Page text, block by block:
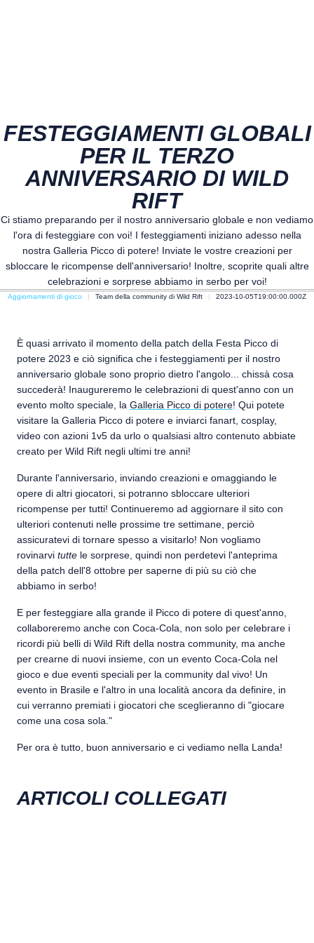
FESTEGGIAMENTI GLOBALI
PER IL TERZO
ANNIVERSARIO DI WILD
RIFT
Ci stiamo preparando per il nostro anniversario globale e non vediamo
l'ora di festeggiare con voi! I festeggiamenti iniziano adesso nella
nostra Galleria Picco di potere! Inviate le vostre creazioni per
sbloccare le ricompense dell'anniversario! Inoltre, scoprite quali altre
celebrazioni e sorprese abbiamo in serbo per voi!
Aggiornamenti di gioco Team della community di Wild Rift 2023-10-05T19:00:00.000Z
È quasi arrivato il momento della patch della Festa Picco di
potere 2023 e ciò significa che i festeggiamenti per il nostro
anniversario globale sono proprio dietro l'angolo... chissà cosa
succederà! Inaugureremo le celebrazioni di quest'anno con un
evento molto speciale, la Galleria Picco di potere! Qui potete
visitare la Galleria Picco di potere e inviarci fanart, cosplay,
video con azioni 1v5 da urlo o qualsiasi altro contenuto abbiate
creato per Wild Rift negli ultimi tre anni!
Durante l'anniversario, inviando creazioni e omaggiando le
opere di altri giocatori, si potranno sbloccare ulteriori
ricompense per tutti! Continueremo ad aggiornare il sito con
ulteriori contenuti nelle prossime tre settimane, perciò
assicuratevi di tornare spesso a visitarlo! Non vogliamo
rovinarvi tutte le sorprese, quindi non perdetevi l'anteprima
della patch dell'8 ottobre per saperne di più su ciò che
abbiamo in serbo!
E per festeggiare alla grande il Picco di potere di quest'anno,
collaboreremo anche con Coca-Cola, non solo per celebrare i
ricordi più belli di Wild Rift della nostra community, ma anche
per crearne di nuovi insieme, con un evento Coca-Cola nel
gioco e due eventi speciali per la community dal vivo! Un
evento in Brasile e l'altro in una località ancora da definire, in
cui verranno premiati i giocatori che sceglieranno di "giocare
come una cosa sola."
Per ora è tutto, buon anniversario e ci vediamo nella Landa!
ARTICOLI COLLEGATI